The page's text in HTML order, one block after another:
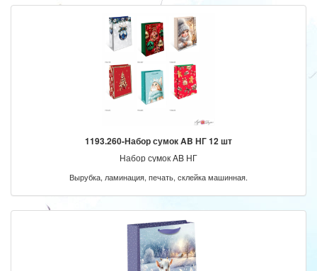
1193.260-Набор сумок AB НГ 12 шт
Набор сумок AB НГ
Вырубка, ламинация, печать, склейка машинная.